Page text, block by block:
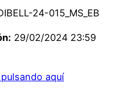
24-015_MS_EB
29/02/2024 23:59
aquí